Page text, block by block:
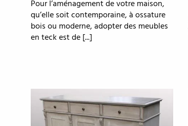
Pour l’aménagement de votre maison,
qu’elle soit contemporaine, à ossature
bois ou moderne, adopter des meubles
en teck est de [...]